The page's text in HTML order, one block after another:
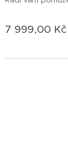
7 999,00 Kč